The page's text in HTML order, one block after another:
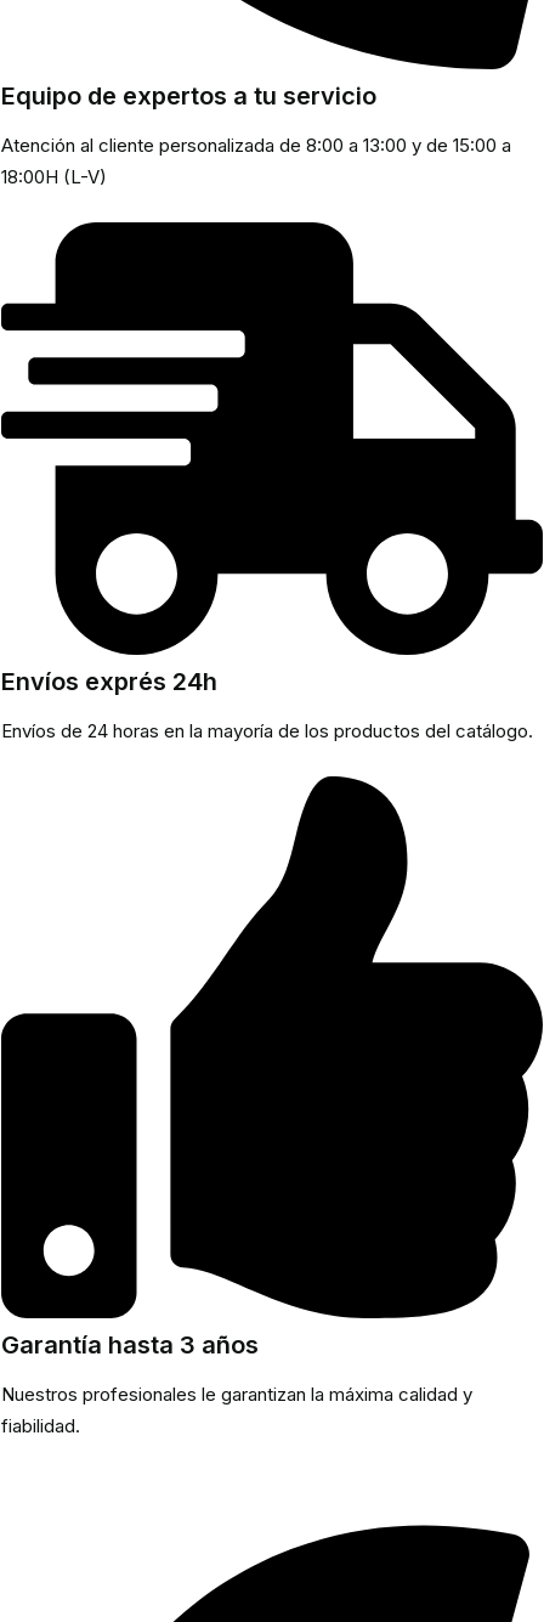
Equipo de expertos a tu servicio
Atención al cliente personalizada de 8:00 a 13:00 y de 15:00 a
18:00H (L-V)
Envíos exprés 24h
Envíos de 24 horas en la mayoría de los productos del catálogo.
Garantía hasta 3 años
Nuestros profesionales le garantizan la máxima calidad y
fiabilidad.